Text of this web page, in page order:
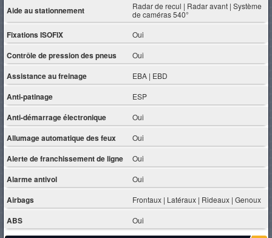
Aide au stationnement
Radar de recul | Radar avant | Système
de caméras 540°
Fixations ISOFIX Oui
Contrôle de pression des pneus Oui
Assistance au freinage EBA | EBD
Anti-patinage ESP
Anti-démarrage électronique Oui
Allumage automatique des feux Oui
Alerte de franchissement de ligne Oui
Alarme antivol Oui
Airbags Frontaux | Latéraux | Rideaux | Genoux
ABS Oui